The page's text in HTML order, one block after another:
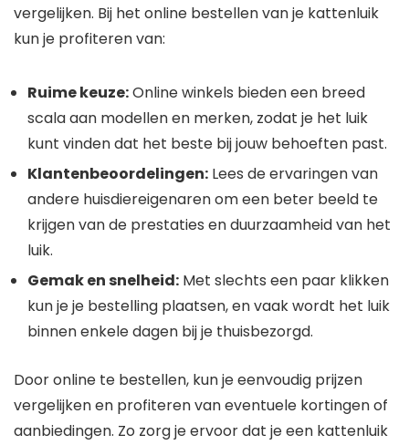
vergelijken. Bij het online bestellen van je kattenluik
kun je profiteren van:
Ruime keuze:Online winkels bieden een breed
scala aan modellen en merken, zodat je het luik
kunt vinden dat het beste bij jouw behoeften past.
Klantenbeoordelingen: Lees de ervaringen van
andere huisdiereigenaren om een beter beeld te
krijgen van de prestaties en duurzaamheid van het
luik.
Gemak en snelheid: Met slechts een paar klikken
kun je je bestelling plaatsen, en vaak wordt het luik
binnen enkele dagen bij je thuisbezorgd.
Door online te bestellen, kun je eenvoudig prijzen
vergelijken en profiteren van eventuele kortingen of
aanbiedingen. Zo zorg je ervoor dat je een kattenluik